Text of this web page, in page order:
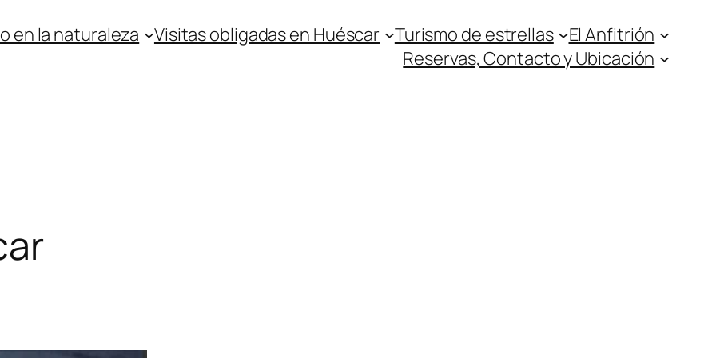
en la naturaleza Visitas obligadas en Huéscar Turismo de estrellas
El Anfitrión
Reservas, Contacto y Ubicación